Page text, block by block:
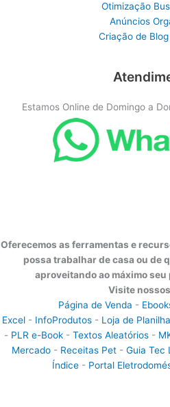
Otimização
Anúncios
Criação de
Estamos Online de Domingo a
Oferecemos as ferramentas e
possa trabalhar de casa ou de
aproveitando ao máximo
Visite
Página de Venda -
Excel- InfoProdutos- Loja de
- PLR e-Book- Textos Aleatórios-
Mercado - Receitas Pet - Guia Tec
Índice - Portal